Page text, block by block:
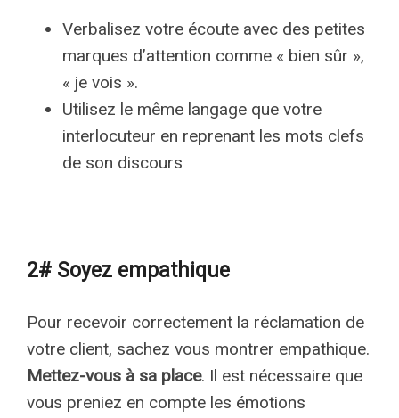
Verbalisez votre écoute avec des petites
marques d’attention comme « bien sûr »,
« je vois ».
Utilisez le même langage que votre
interlocuteur en reprenant les mots clefs
de son discours
2# Soyez empathique
Pour recevoir correctement la réclamation de
votre client, sachez vous montrer empathique.
Mettez-vous à sa place. Il est nécessaire que
vous preniez en compte les émotions